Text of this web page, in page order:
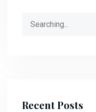
Recent Posts